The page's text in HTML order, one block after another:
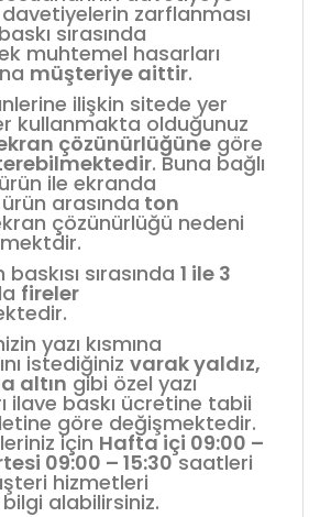
davetiyelerin zarflanması
sırasında
muhtemel hasarları
müşteriye aittir.
ilişkin sitede yer
kullanmakta olduğunuz
çözünürlüğüne göre
. Buna bağlı
ile ekranda
arasında ton
çözünürlüğü nedeni
sırasında 1 ile 3
fireler
yazı kısmına
istediğiniz varak yaldız,
altın gibi özel yazı
ilave baskı ücretine tabii
göre değişmektedir.
için Hafta içi 09:00 –
09:00 – 15:30saatleri
hizmetleri
alabilirsiniz.